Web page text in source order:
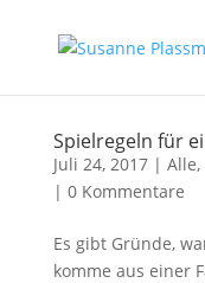
Spielregeln für
Juli 24, 2017| Alle,
| 0 Kommentare
Es gibt Gründe,
komme aus einer